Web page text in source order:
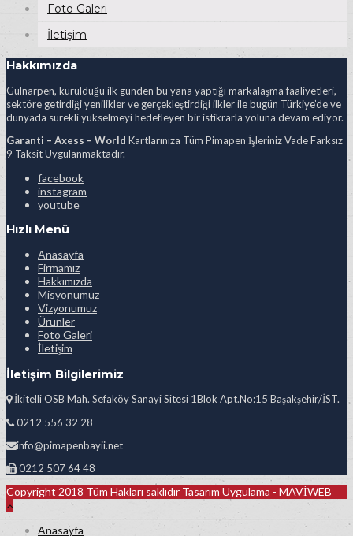
Foto Galeri
İletişim
Hakkımızda
Gülnarpen, kurulduğu ilk günden bu yana yaptığı markalaşma faaliyetleri,
sektöre getirdiği yenilikler ve gerçekleştirdiği ilkler ile bugün Türkiye’de ve
dünyada sürekli yükselmeyi hedefleyen bir istikrarla yoluna devam ediyor.
Garanti – Axess – World Kartlarınıza Tüm Pimapen İşleriniz Vade Farksız
9 Taksit Uygulanmaktadır.
facebook
instagram
youtube
Hızlı Menü
Anasayfa
Firmamız
Hakkımızda
Misyonumuz
Vizyonumuz
Ürünler
Foto Galeri
İletişim
İletişim Bilgilerimiz
İkitelli OSB Mah. Sefaköy Sanayi Sitesi 1Blok Apt.No:15 Başakşehir/İST.
0212 556 32 28
info@pimapenbayii.net
0212 507 64 48
Copyright 2018 Tüm Hakları saklıdır Tasarım Uygulama - MAVİWEB
Anasayfa